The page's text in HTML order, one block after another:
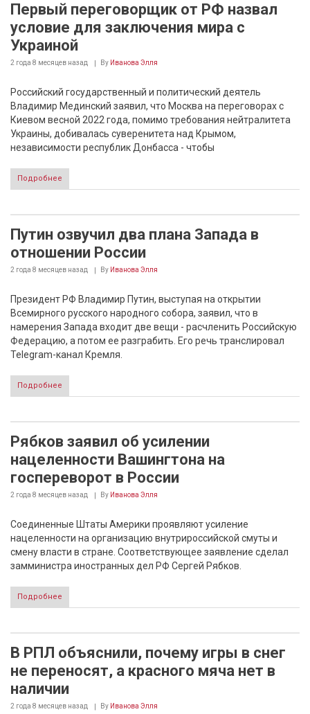
Первый переговорщик от РФ назвал
условие для заключения мира с
Украиной
2 года 8 месяцев назад By Иванова Элля
Российский государственный и политический деятель
Владимир Мединский заявил, что Москва на переговорах с
Киевом весной 2022 года, помимо требования нейтралитета
Украины, добивалась суверенитета над Крымом,
независимости республик Донбасса - чтобы
Подробнее
Путин озвучил два плана Запада в
отношении России
2 года 8 месяцев назад By Иванова Элля
Президент РФ Владимир Путин, выступая на открытии
Всемирного русского народного собора, заявил, что в
намерения Запада входит две вещи - расчленить Российскую
Федерацию, а потом ее разграбить. Его речь транслировал
Telegram-канал Кремля.
Подробнее
Рябков заявил об усилении
нацеленности Вашингтона на
госпереворот в России
2 года 8 месяцев назад By Иванова Элля
Соединенные Штаты Америки проявляют усиление
нацеленности на организацию внутрироссийской смуты и
смену власти в стране. Соответствующее заявление сделал
замминистра иностранных дел РФ Сергей Рябков.
Подробнее
В РПЛ объяснили, почему игры в снег
не переносят, а красного мяча нет в
наличии
2 года 8 месяцев назад By Иванова Элля